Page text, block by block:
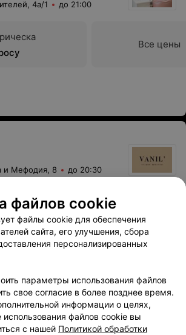
4а/1 до 21:00
Все цены
и Мефодия, 8 до 20:30
файлов cookie
файлы cookie для обеспечения
сайта, его улучшения, сбора
персонализированных
параметры использования файлов
свое согласие в более позднее время.
информации о целях,
использования файлов cookie вы
с нашей Политикой обработки